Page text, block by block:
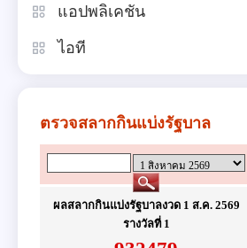
แอปพลิเคชัน
ไอที